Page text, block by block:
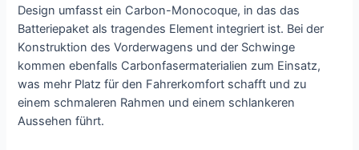
Design umfasst ein Carbon-Monocoque, in das das
Batteriepaket als tragendes Element integriert ist. Bei der
Konstruktion des Vorderwagens und der Schwinge
kommen ebenfalls Carbonfasermaterialien zum Einsatz,
was mehr Platz für den Fahrerkomfort schafft und zu
einem schmaleren Rahmen und einem schlankeren
Aussehen führt.